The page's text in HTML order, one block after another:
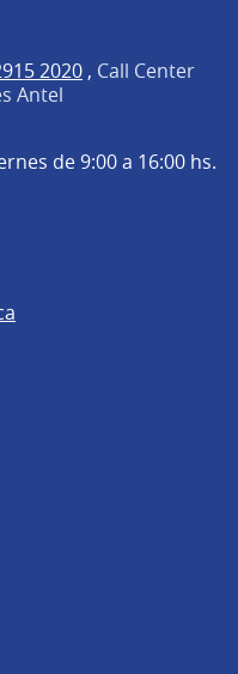
2020 , Call Center
Antel
de 9:00 a 16:00 hs.